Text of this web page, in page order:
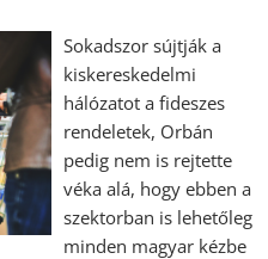
Sokadszor sújtják a
kiskereskedelmi
hálózatot a fideszes
rendeletek, Orbán
pedig nem is rejtette
véka alá, hogy ebben a
szektorban is lehetőleg
minden magyar kézbe